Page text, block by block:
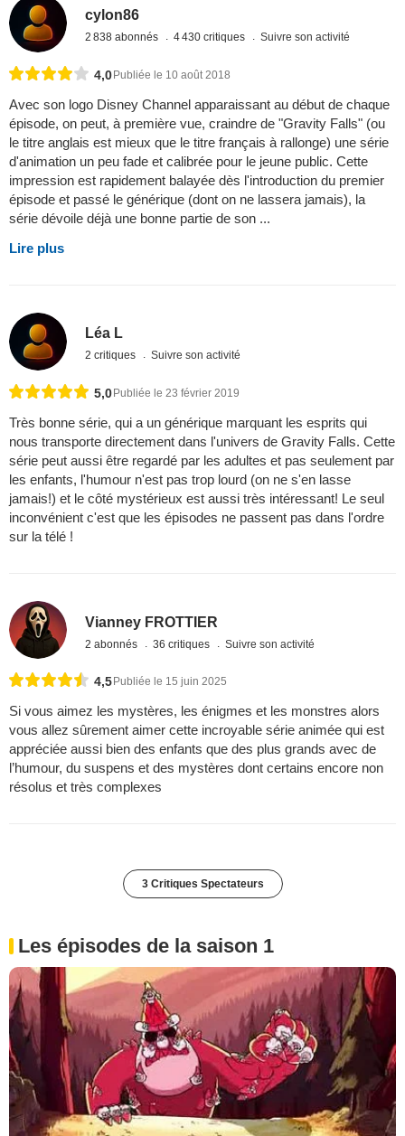
cylon86
2 838 abonnés 4 430 critiques Suivre son activité
4,0Publiée le 10 août 2018
Avec son logo Disney Channel apparaissant au début de chaque
épisode, on peut, à première vue, craindre de "Gravity Falls" (ou
le titre anglais est mieux que le titre français à rallonge) une série
d'animation un peu fade et calibrée pour le jeune public. Cette
impression est rapidement balayée dès l'introduction du premier
épisode et passé le générique (dont on ne lassera jamais), la
série dévoile déjà une bonne partie de son ...
Lire plus
Léa L
2 critiques Suivre son activité
5,0 Publiée le 23 février 2019
Très bonne série, qui a un générique marquant les esprits qui
nous transporte directement dans l'univers de Gravity Falls. Cette
série peut aussi être regardé par les adultes et pas seulement par
les enfants, l'humour n'est pas trop lourd (on ne s'en lasse
jamais!) et le côté mystérieux est aussi très intéressant! Le seul
inconvénient c'est que les épisodes ne passent pas dans l'ordre
sur la télé !
Vianney FROTTIER
2 abonnés 36 critiques Suivre son activité
4,5 Publiée le 15 juin 2025
Si vous aimez les mystères, les énigmes et les monstres alors
vous allez sûrement aimer cette incroyable série animée qui est
appréciée aussi bien des enfants que des plus grands avec de
l’humour, du suspens et des mystères dont certains encore non
résolus et très complexes
3 Critiques Spectateurs
Les épisodes de la saison 1